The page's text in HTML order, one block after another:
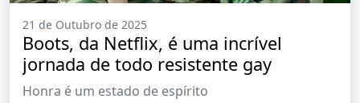
21 de Outubro de 2025
Boots, da Netflix, é uma incrível
jornada de todo resistente gay
Honra é um estado de espírito